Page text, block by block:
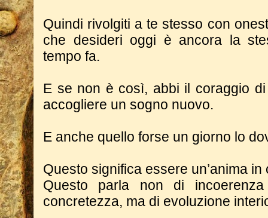
Quindi rivolgiti a te stesso con
che desideri oggi è ancora la
tempo fa.
E se non è così, abbi il coraggio
accogliere un sogno nuovo.
E anche quello forse un giorno lo
Questo significa essere un’anima
Questo parla non di
concretezza, ma di evoluzione